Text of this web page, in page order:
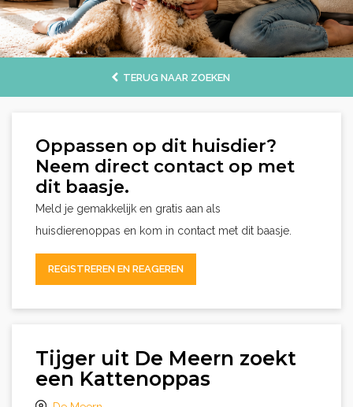
TERUG NAAR ZOEKEN
Oppassen op dit huisdier?
Neem direct contact op met
dit baasje.
Meld je gemakkelijk en gratis aan als
huisdierenoppas en kom in contact met dit baasje.
REGISTREREN EN REAGEREN
Tijger uit De Meern zoekt
een Kattenoppas